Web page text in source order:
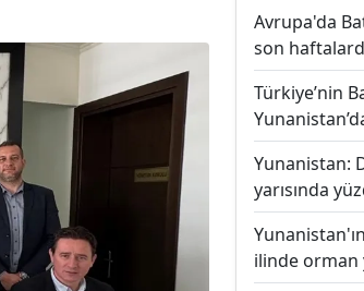
Avrupa'da
son
Türkiye’nin
Yunanistan:
yarısında
ilinde orman